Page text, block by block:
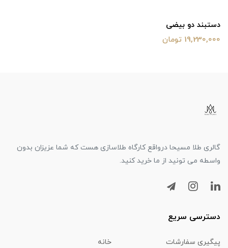
دستبند دو بیضی
19,230,000 تومان
گالری طلا مسیحا درواقع کارگاه طلاسازی هست که شما عزیزان بدون
واسطه می تونید از ما خرید کنید.
دسترسی سریع
پیگیری سفارشات خانه